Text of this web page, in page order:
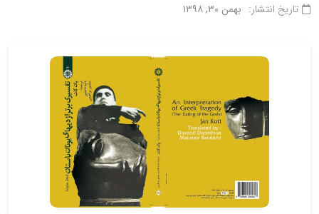
تاریخ انتشار: بهمن ۳۰, ۱۳۹۸